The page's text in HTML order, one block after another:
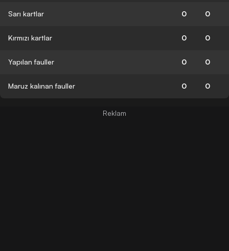
Sarı kartlar 0 0
Kırmızı kartlar 0 0
Yapılan fauller 0 0
Maruz kalınan fauller 0 0